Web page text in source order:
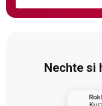
Nechte si